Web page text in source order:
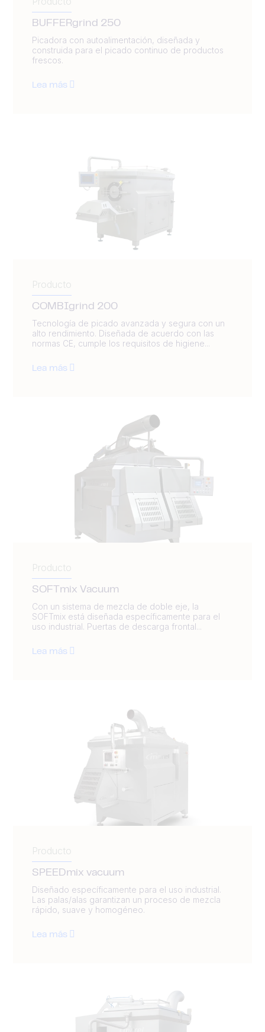
BUFFERgrind 250
Picadora con autoalimentación, diseñada y
construida para el picado continuo de productos
frescos.
Lea más
Producto
COMBIgrind 200
Tecnología de picado avanzada y segura con un
alto rendimiento. Diseñada de acuerdo con las
normas CE, cumple los requisitos de higiene...
Lea más
Producto
SOFTmix Vacuum
Con un sistema de mezcla de doble eje, la
SOFTmix está diseñada específicamente para el
uso industrial. Puertas de descarga frontal...
Lea más
Producto
SPEEDmix vacuum
Diseñado específicamente para el uso industrial.
Las palas/alas garantizan un proceso de mezcla
rápido, suave y homogéneo.
Lea más